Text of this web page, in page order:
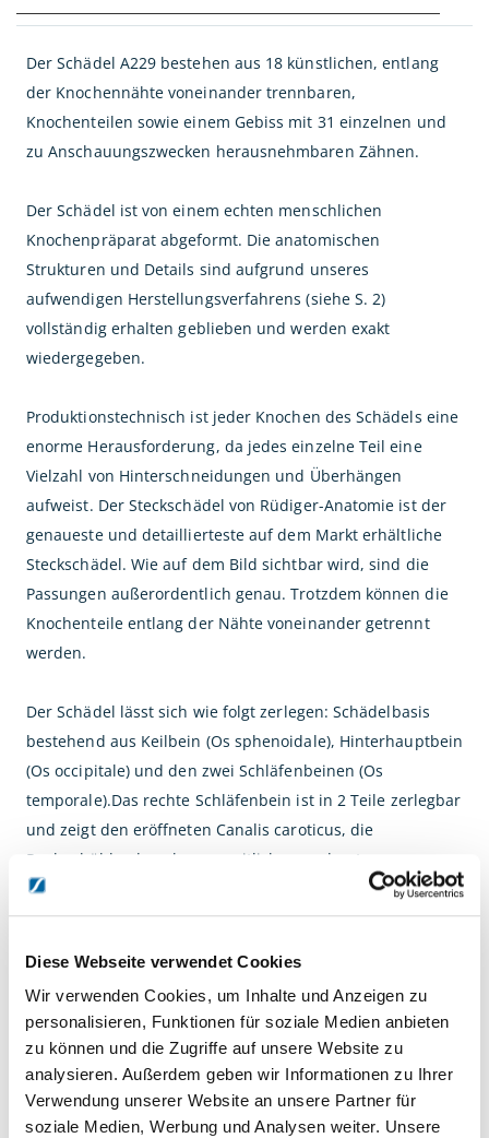
Diese Webseite verwendet Cookies
Wir verwenden Cookies, um Inhalte und Anzeigen zu
personalisieren, Funktionen für soziale Medien anbieten
zu können und die Zugriffe auf unsere Website zu
analysieren. Außerdem geben wir Informationen zu Ihrer
Verwendung unserer Website an unsere Partner für
soziale Medien, Werbung und Analysen weiter. Unsere
Der Schädel A229 bestehen aus 18 künstlichen, entlang
der Knochennähte voneinander trennbaren,
Knochenteilen sowie einem Gebiss mit 31 einzelnen und
zu Anschauungszwecken herausnehmbaren Zähnen.
Der Schädel ist von einem echten menschlichen
Knochenpräparat abgeformt. Die anatomischen
Strukturen und Details sind aufgrund unseres
aufwendigen Herstellungsverfahrens (siehe S. 2)
vollständig erhalten geblieben und werden exakt
wiedergegeben.
Produktionstechnisch ist jeder Knochen des Schädels eine
enorme Herausforderung, da jedes einzelne Teil eine
Vielzahl von Hinterschneidungen und Überhängen
aufweist. Der Steckschädel von Rüdiger-Anatomie ist der
genaueste und detaillierteste auf dem Markt erhältliche
Steckschädel. Wie auf dem Bild sichtbar wird, sind die
Passungen außerordentlich genau. Trotzdem können die
Knochenteile entlang der Nähte voneinander getrennt
werden.
Der Schädel lässt sich wie folgt zerlegen: Schädelbasis
bestehend aus Keilbein (Os sphenoidale), Hinterhauptbein
(Os occipitale) und den zwei Schläfenbeinen (Os
temporale).Das rechte Schläfenbein ist in 2 Teile zerlegbar
und zeigt den eröffneten Canalis caroticus, die
Paukenhöhle, den oberen, seitlichen und unteren
Bogengang sowie die Schnecke. Des weiteren kann der
Schädel zerlegt werden in 2 Scheitelbeine (Os parietale),
(Septum nasi osseum), zweiteiligen Oberkiefer (Maxilla)
mit den auf jeder Seite abnehmbaren unteren
Nasenmuscheln (inferior nasal concha) und 15
herausnehmbaren Einzelzähnen (ein Weisheitszahn steckt
noch im Knochen und ist nicht herausnehmbar),